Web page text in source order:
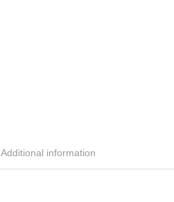
Additional information